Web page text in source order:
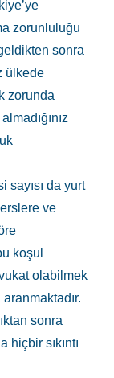
zorunluluğu
sonra
ülkede
zorunda
sayısı da yurt
ve
koşul
olabilmek
sonra
sıkıntı